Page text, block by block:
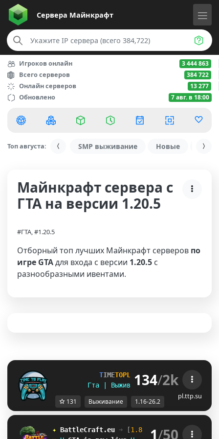
Сервера Майнкрафт
Игроков онлайн 3 444 863
Всего серверов 384 722
Онлайн серверов 13 277
Обновлено 7 авг. в 18:00
Топ августа: SMP выживание Новые С
Майнкрафт сервера с
ГТА на версии 1.20.5
#ГТА, #1.20.5
Отборный топ лучших Майнкрафт серверов по
игре GTAдля входа с версии 1.20.5 с
разнообразными ивентами.
TIMETOPL Y ▪ [1 .16 -
]
Гта | Выживание | Полит | Ивенты
134/2k
pl.ttp.su
131 Выживание 1.16-26.2
✦ BattleCraft.eu ➜ [1.8 - 26.2 ] ✦
1/50